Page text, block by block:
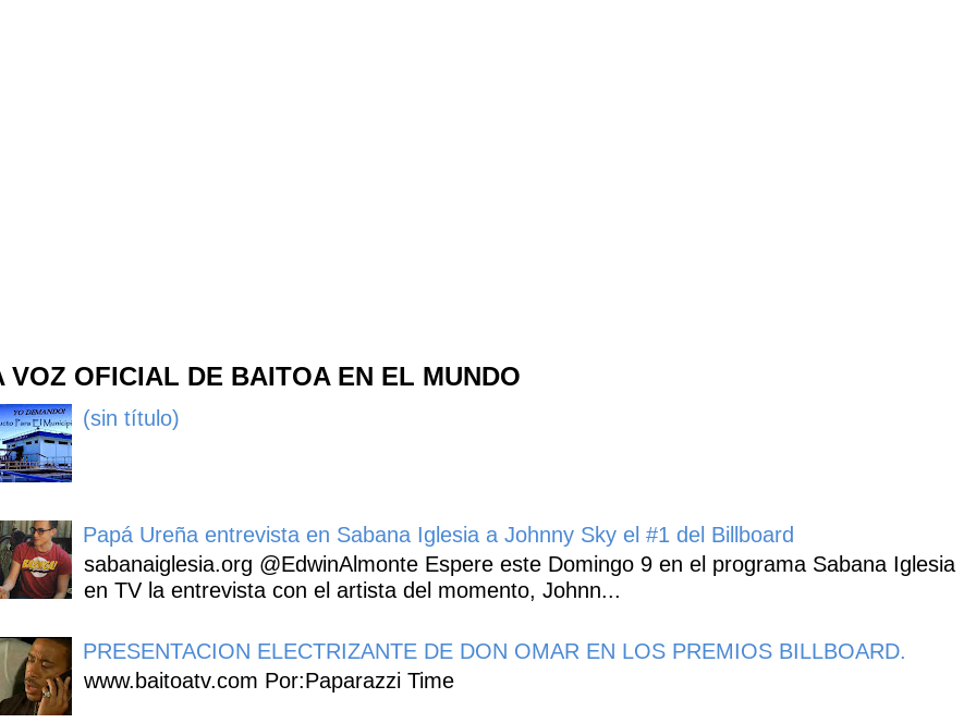
VOZ OFICIAL DE BAITOA EN EL MUNDO
(sin título)
Papá Ureña entrevista en Sabana Iglesia a Johnny Sky el #1 del Billboard
sabanaiglesia.org @EdwinAlmonte Espere este Domingo 9 en el programa Sabana Iglesia
en TV la entrevista con el artista del momento, Johnn...
PRESENTACION ELECTRIZANTE DE DON OMAR EN LOS PREMIOS BILLBOARD.
www.baitoatv.com Por:Paparazzi Time